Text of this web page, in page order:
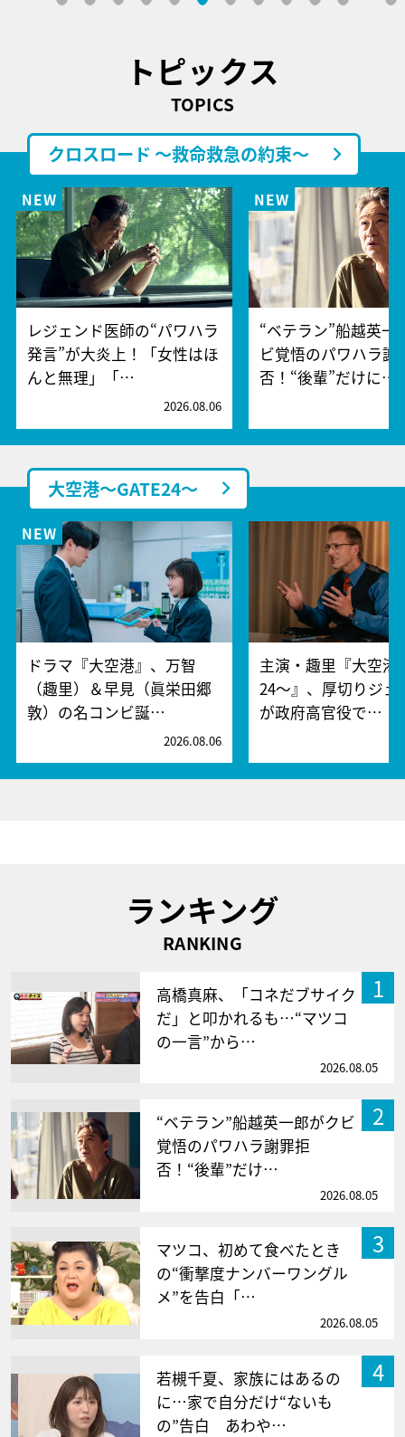
トピックス
TOPICS
クロスロード ～救命救急の約束～
レジェンド医師の“パワハラ
発言”が大炎上！「女性はほ
んと無理」「…
2026.08.06
“ベテラン”船越英一
ビ覚悟のパワハラ謝
否！“後輩”だけに…
大空港～GATE24～
ドラマ『大空港』、万智
（趣里）＆早見（眞栄田郷
敦）の名コンビ誕…
2026.08.06
主演・趣里『大空港
24～』、厚切りジェ
が政府高官役で…
ランキング
RANKING
1
高橋真麻、「コネだブサイク
だ」と叩かれるも…“マツコ
の一言”から…
2026.08.05
2
“ベテラン”船越英一郎がクビ
覚悟のパワハラ謝罪拒
否！“後輩”だけ…
2026.08.05
3
マツコ、初めて食べたとき
の“衝撃度ナンバーワングル
メ”を告白「…
2026.08.05
4
若槻千夏、家族にはあるの
に…家で自分だけ“ないも
の”告白 あわや…